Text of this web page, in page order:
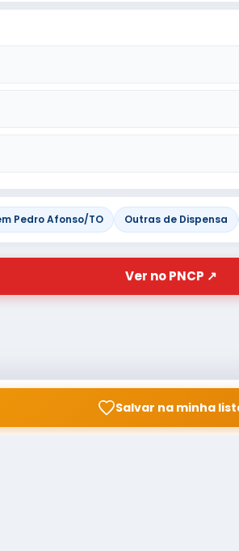
Pedro Afonso/TO Outras de Dispensa
Ver no PNCP ↗
Salvar na minha